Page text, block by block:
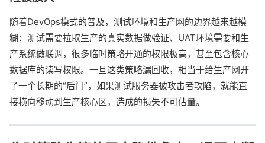
随着DevOps模式的普及，测试环境和生产网的边界越来越模
糊：测试需要拉取生产的真实数据做验证、UAT环境需要和生
产系统做联调，很多临时策略开通的权限极高，甚至包含核心
数据库的读写权限。一旦这类策略漏回收，相当于给生产网开
了一个长期的“后门”，如果测试服务器被攻击者攻陷，就能直
接横向移动到生产核心区，造成的损失不可估量。